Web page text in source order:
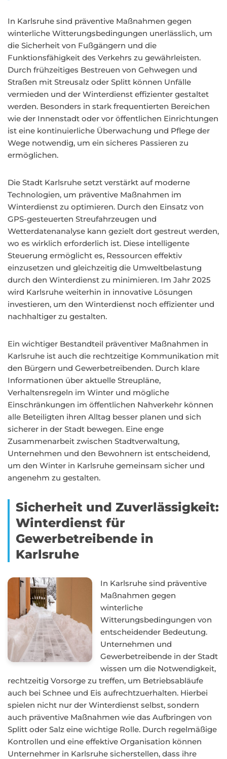
In Karlsruhe sind präventive Maßnahmen gegen
winterliche Witterungsbedingungen unerlässlich, um
die Sicherheit von Fußgängern und die
Funktionsfähigkeit des Verkehrs zu gewährleisten.
Durch frühzeitiges Bestreuen von Gehwegen und
Straßen mit Streusalz oder Splitt können Unfälle
vermieden und der Winterdienst effizienter gestaltet
werden. Besonders in stark frequentierten Bereichen
wie der Innenstadt oder vor öffentlichen Einrichtungen
ist eine kontinuierliche Überwachung und Pflege der
Wege notwendig, um ein sicheres Passieren zu
ermöglichen.
Die Stadt Karlsruhe setzt verstärkt auf moderne
Technologien, um präventive Maßnahmen im
Winterdienst zu optimieren. Durch den Einsatz von
GPS-gesteuerten Streufahrzeugen und
Wetterdatenanalyse kann gezielt dort gestreut werden,
wo es wirklich erforderlich ist. Diese intelligente
Steuerung ermöglicht es, Ressourcen effektiv
einzusetzen und gleichzeitig die Umweltbelastung
durch den Winterdienst zu minimieren. Im Jahr 2025
wird Karlsruhe weiterhin in innovative Lösungen
investieren, um den Winterdienst noch effizienter und
nachhaltiger zu gestalten.
Ein wichtiger Bestandteil präventiver Maßnahmen in
Karlsruhe ist auch die rechtzeitige Kommunikation mit
den Bürgern und Gewerbetreibenden. Durch klare
Informationen über aktuelle Streupläne,
Verhaltensregeln im Winter und mögliche
Einschränkungen im öffentlichen Nahverkehr können
alle Beteiligten ihren Alltag besser planen und sich
sicherer in der Stadt bewegen. Eine enge
Zusammenarbeit zwischen Stadtverwaltung,
Unternehmen und den Bewohnern ist entscheidend,
um den Winter in Karlsruhe gemeinsam sicher und
angenehm zu gestalten.
Sicherheit und Zuverlässigkeit:
Winterdienst für
Gewerbetreibende in
Karlsruhe
In Karlsruhe sind präventive
Maßnahmen gegen
winterliche
Witterungsbedingungen von
entscheidender Bedeutung.
Unternehmen und
Gewerbetreibende in der Stadt
wissen um die Notwendigkeit,
rechtzeitig Vorsorge zu treffen, um Betriebsabläufe
auch bei Schnee und Eis aufrechtzuerhalten. Hierbei
spielen nicht nur der Winterdienst selbst, sondern
auch präventive Maßnahmen wie das Aufbringen von
Splitt oder Salz eine wichtige Rolle. Durch regelmäßige
Kontrollen und eine effektive Organisation können
Unternehmer in Karlsruhe sicherstellen, dass ihre